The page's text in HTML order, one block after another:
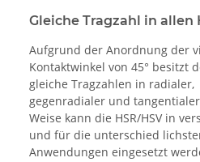
Gleiche Tragzahl in
Aufgrund der Anordnung der
Kontaktwinkel von 45° besitzt
gleiche Tragzahlen in radialer,
gegenradialer und
Weise kann die HSR/HSV in
und für die unterschied
Anwendungen eingesetzt